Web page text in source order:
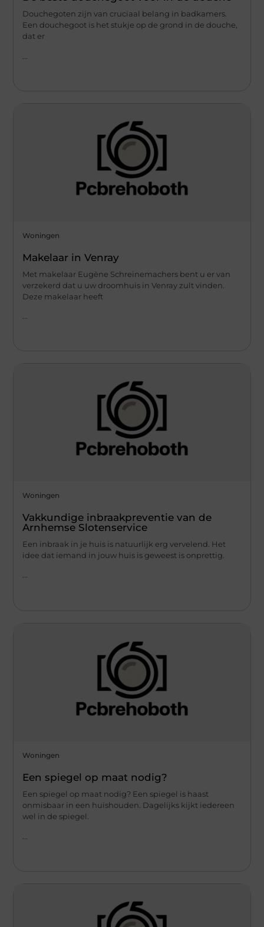
Douchegoten zijn van cruciaal belang in badkamers.
Een douchegoot is het stukje op de grond in de douche,
dat er
Woningen
Makelaar in Venray
Met makelaar Eugène Schreinemachers bent u er van
verzekerd dat u uw droomhuis in Venray zult vinden.
Deze makelaar heeft
Woningen
Vakkundige inbraakpreventie van de
Arnhemse Slotenservice
Een inbraak in je huis is natuurlijk erg vervelend. Het
idee dat iemand in jouw huis is geweest is onprettig.
...
Woningen
Een spiegel op maat nodig?
Een spiegel op maat nodig? Een spiegel is haast
onmisbaar in een huishouden. Dagelijks kijkt iedereen
wel in de spiegel.